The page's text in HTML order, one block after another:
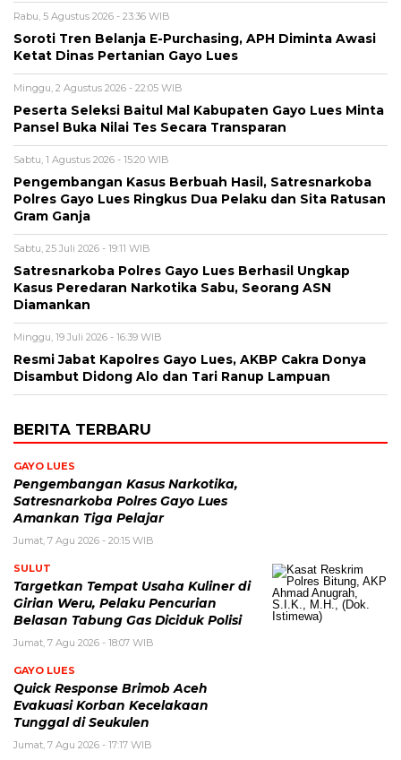
Rabu, 5 Agustus 2026 - 23:36 WIB
Soroti Tren Belanja E-Purchasing, APH Diminta Awasi
Ketat Dinas Pertanian Gayo Lues
Minggu, 2 Agustus 2026 - 22:05 WIB
Peserta Seleksi Baitul Mal Kabupaten Gayo Lues Minta
Pansel Buka Nilai Tes Secara Transparan
Sabtu, 1 Agustus 2026 - 15:20 WIB
Pengembangan Kasus Berbuah Hasil, Satresnarkoba
Polres Gayo Lues Ringkus Dua Pelaku dan Sita Ratusan
Gram Ganja
Sabtu, 25 Juli 2026 - 19:11 WIB
Satresnarkoba Polres Gayo Lues Berhasil Ungkap
Kasus Peredaran Narkotika Sabu, Seorang ASN
Diamankan
Minggu, 19 Juli 2026 - 16:39 WIB
Resmi Jabat Kapolres Gayo Lues, AKBP Cakra Donya
Disambut Didong Alo dan Tari Ranup Lampuan
BERITA TERBARU
GAYO LUES
Pengembangan Kasus Narkotika,
Satresnarkoba Polres Gayo Lues
Amankan Tiga Pelajar
Jumat, 7 Agu 2026 - 20:15 WIB
SULUT
Targetkan Tempat Usaha Kuliner di
Girian Weru, Pelaku Pencurian
Belasan Tabung Gas Diciduk Polisi
Jumat, 7 Agu 2026 - 18:07 WIB
GAYO LUES
Quick Response Brimob Aceh
Evakuasi Korban Kecelakaan
Tunggal di Seukulen
Jumat, 7 Agu 2026 - 17:17 WIB